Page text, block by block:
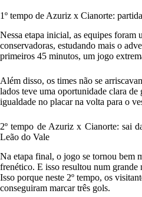
1º tempo de Azuriz x Cianorte:
Nessa etapa inicial, as equipes foram
conservadoras, estudando mais o
primeiros 45 minutos, um jogo
Além disso, os times não se
lados teve uma oportunidade clara de
igualdade no placar na volta para o
2º tempo de Azuriz x Cianorte: sai
Leão do Vale
Na etapa final, o jogo se tornou bem
frenético. E isso resultou num grande
Isso porque neste 2º tempo, os
conseguiram marcar três gols.